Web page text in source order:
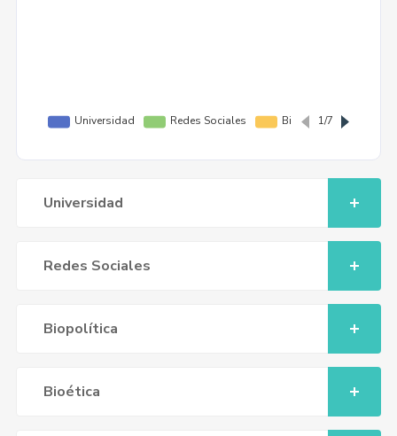
Universidad
Redes Sociales
Biopolítica
Bioética